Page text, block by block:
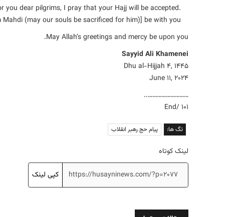
dear pilgrims, I pray that your Hajj will be accepted.
(may our souls be sacrificed for him)] be with you.
May Allah’s greetings and mercy be upon you.
Sayyid Ali Khamenei
Dhu al-Hijjah 4, 1445
June 11, 2024
………………………..
End/ 101
تگ ها: پیام حج رهبر انقلاب
لینک کوتاه
کپی لینک